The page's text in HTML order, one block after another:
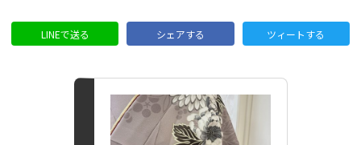
LINEで送る シェアする ツィートする